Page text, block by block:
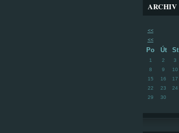
ARCHIV
<<
<<
Po Út St
1 2 3
8
9 10
15
16 17
22
23 24
29
30